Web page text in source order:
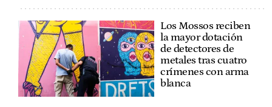
Los Mossos reciben
la mayor dotación
de detectores de
metales tras cuatro
crímenes con arma
blanca